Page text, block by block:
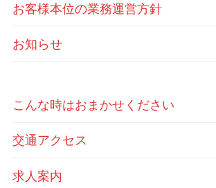
お客様本位の業務運営方針
お知らせ
こんな時はおまかせください
交通アクセス
求人案内